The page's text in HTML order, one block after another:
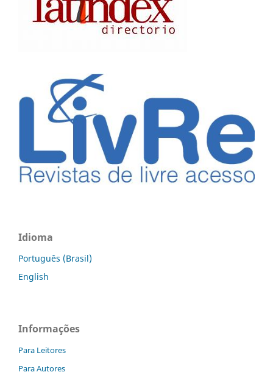
Idioma
Português (Brasil)
English
Informações
Para Leitores
Para Autores